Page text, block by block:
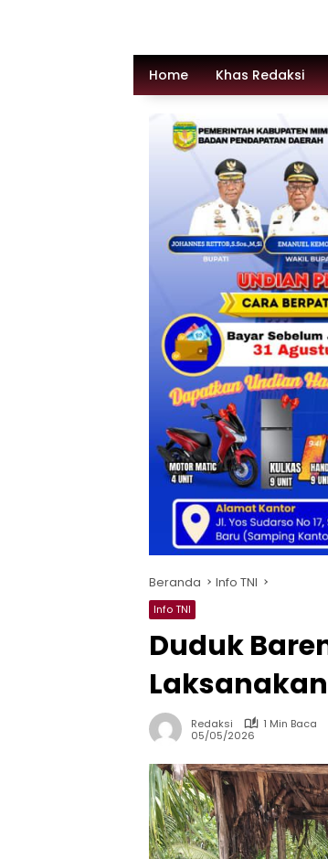
Home Khas Redaksi
Beranda Info TNI
Info TNI
Duduk
Redaksi
1 Min Baca
05/05/2026